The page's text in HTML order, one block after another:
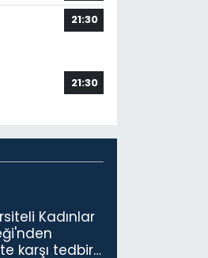
21:30
21:30
Kadınlar
karşı tedbir